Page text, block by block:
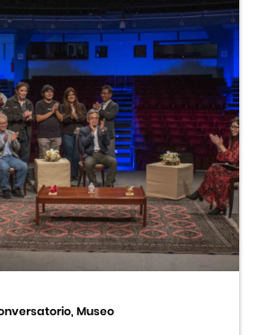
Museo